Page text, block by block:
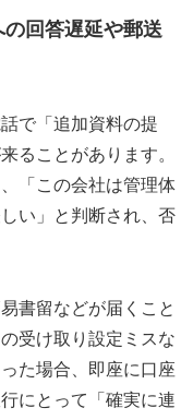
回答遅延や郵送
で「追加資料の提
ることがあります。
「この会社は管理体
い」と判断され、否
書留などが届くこと
受け取り設定ミスな
た場合、即座に口座
にとって「確実に連